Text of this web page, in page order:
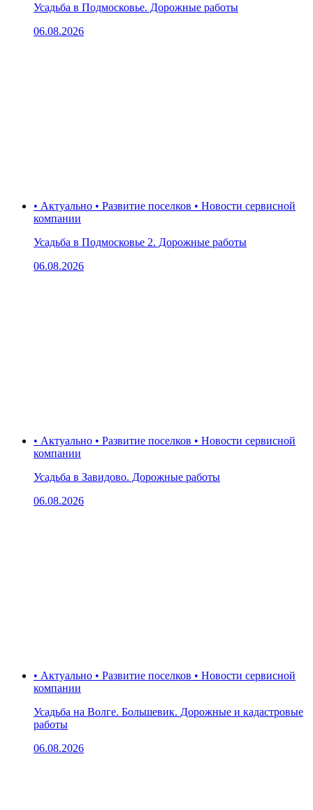
Усадьба в Подмосковье. Дорожные работы
06.08.2026
• Актуально • Развитие поселков • Новости сервисной
компании
Усадьба в Подмосковье 2. Дорожные работы
06.08.2026
• Актуально • Развитие поселков • Новости сервисной
компании
Усадьба в Завидово. Дорожные работы
06.08.2026
• Актуально • Развитие поселков • Новости сервисной
компании
Усадьба на Волге. Большевик. Дорожные и кадастровые
работы
06.08.2026